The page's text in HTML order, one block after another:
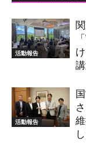
活動報告
活動報告